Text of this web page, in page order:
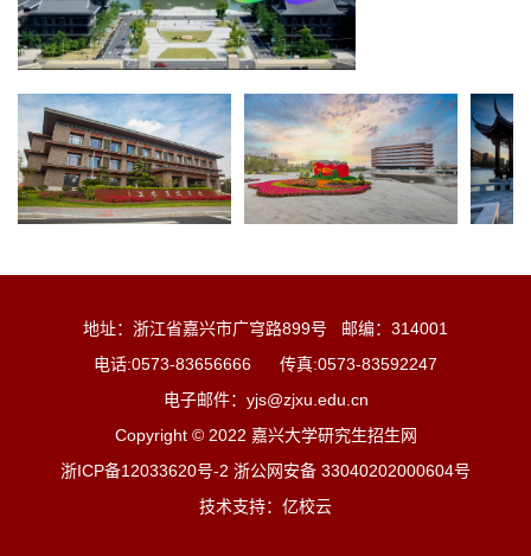
地址：浙江省嘉兴市广穹路899号 邮编：314001
电话:0573-83656666 传真:0573-83592247
电子邮件：yjs@zjxu.edu.cn
Copyright © 2022 嘉兴大学研究生招生网
浙ICP备12033620号-2 浙公网安备 33040202000604号
技术支持：亿校云